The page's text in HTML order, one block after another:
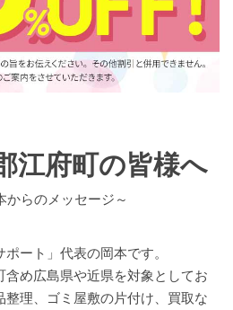
江府町の皆様へ
からのメッセージ～
ート」代表の岡本です。
含め広島県や近県を対象としてお
整理、ゴミ屋敷の片付け、買取な